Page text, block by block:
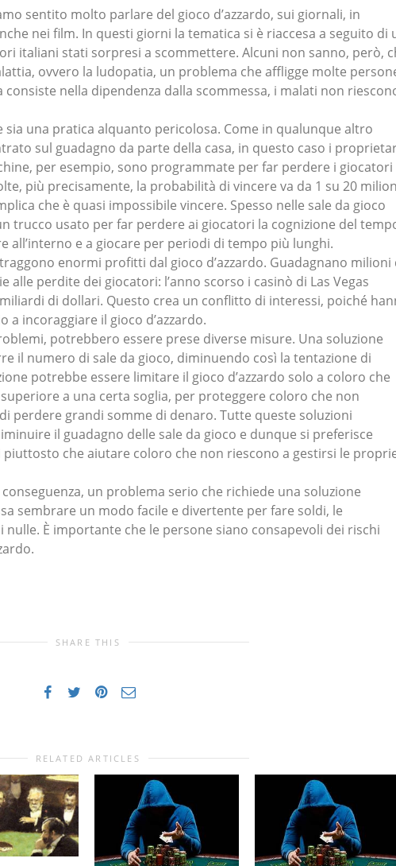
sentito molto parlare del gioco d’azzardo, sui giornali, in
nei film. In questi giorni la tematica si è riaccesa a seguito di
italiani stati sorpresi a scommettere. Alcuni non sanno, però,
ovvero la ludopatia, un problema che affligge molte
nella dipendenza dalla scommessa, i malati non
sia una pratica alquanto pericolosa. Come in qualunque altro
sul guadagno da parte della casa, in questo caso i
per esempio, sono programmate per far perdere i giocatori
più precisamente, la probabilità di vincere va da 1 su 20
che è quasi impossibile vincere. Spesso nelle sale da gioco
trucco usato per far perdere ai giocatori la cognizione del
all’interno e a giocare per periodi di tempo più lunghi.
enormi profitti dal gioco d’azzardo. Guadagnano milioni
alle perdite dei giocatori: l’anno scorso i casinò di Las Vegas
di dollari. Questo crea un conflitto di interessi, poiché
a incoraggiare il gioco d’azzardo.
potrebbero essere prese diverse misure. Una soluzione
il numero di sale da gioco, diminuendo così la tentazione di
potrebbe essere limitare il gioco d’azzardo solo a coloro che
a una certa soglia, per proteggere coloro che non
perdere grandi somme di denaro. Tutte queste soluzioni
il guadagno delle sale da gioco e dunque si preferisce
piuttosto che aiutare coloro che non riescono a gestirsi le
conseguenza, un problema serio che richiede una soluzione
sembrare un modo facile e divertente per fare soldi, le
È importante che le persone siano consapevoli dei rischi
SHARE THIS
RELATED ARTICLES